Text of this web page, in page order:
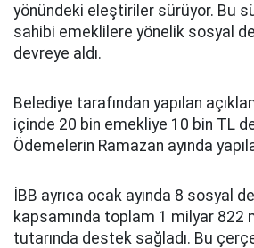
yönündeki eleştiriler sürüyor. Bu
sahibi emeklilere yönelik sosyal
devreye aldı.
Belediye tarafından yapılan
içinde 20 bin emekliye 10 bin TL
Ödemelerin Ramazan ayında
İBB ayrıca ocak ayında 8 sosyal
kapsamında toplam 1 milyar 822
tutarında destek sağladı. Bu